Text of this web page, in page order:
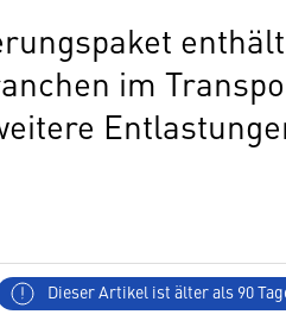
im
Dieser Artikel ist älter als 90